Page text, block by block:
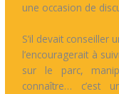
une occasion de
S’il devait conseiller
l’encouragerait à
sur le parc,
connaître… c’est